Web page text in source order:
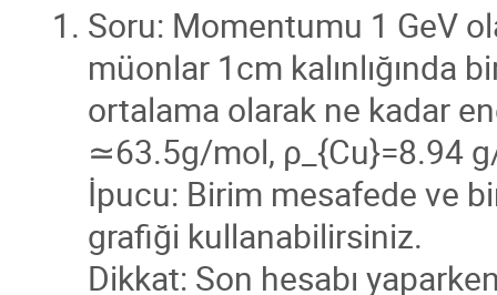
Soru: Momentumu 1 GeV
müonlar 1cm kalınlığında
ortalama olarak ne kadar
≃63.5g/mol, ρ_{Cu}=8.94
İpucu: Birim mesafede ve
grafiği kullanabilirsiniz.
Dikkat: Son hesabı